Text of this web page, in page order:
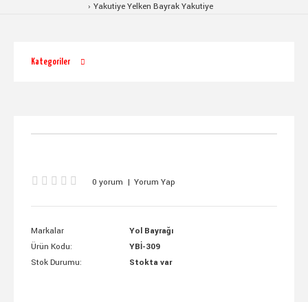
Yakutiye Yelken Bayrak Yakutiye
Kategoriler
0 yorum | Yorum Yap
Markalar
Yol Bayrağı
Ürün Kodu:
YBİ-309
Stok Durumu:
Stokta var